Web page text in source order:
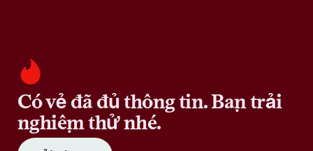
Có vẻ đã đủ thông tin. Bạn trải
nghiệm thử nhé.